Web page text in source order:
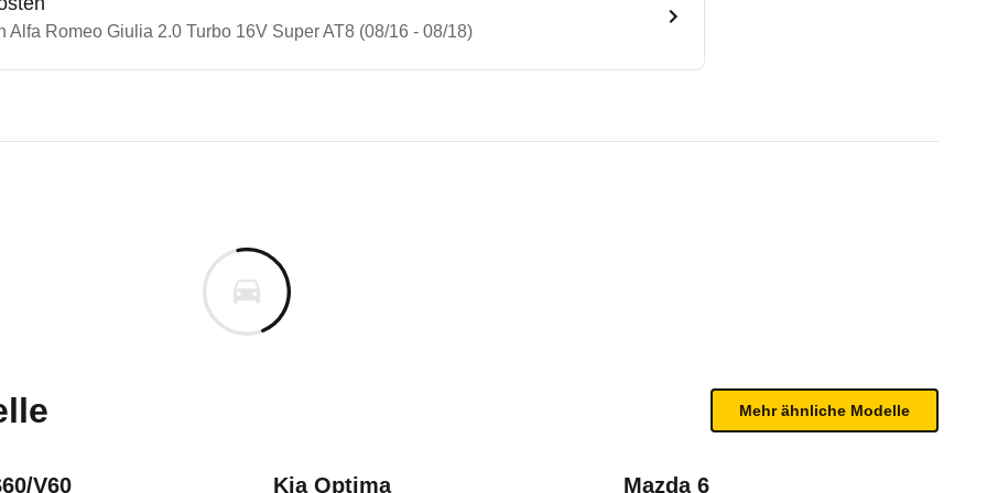
Alfa Romeo Giulia 2.0 Turbo 16V Super AT8 (08/16 - 08/18)
Baureihengeneration wie das ausgewählte Fahrzeug.
informieren. Welche Fahrzeuge genau betroffen sind, entnehmen Sie bitte dem Rückruf, da
hohen Insassenschutz aus. Unabhängig von Körpergröße und Sitzplatz besteht ein
V60 Kia Optima Mazda 6
Mehr ähnliche Modelle